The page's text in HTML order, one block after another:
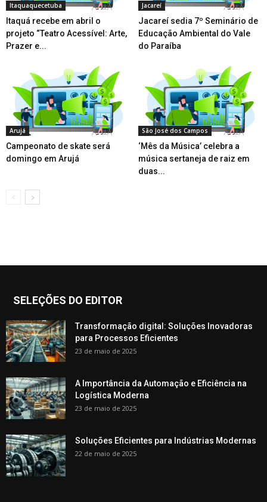
Itaquaquecetuba
Itaquá recebe em abril o
projeto “Teatro Acessível: Arte,
Prazer e...
Jacareí
Jacareí sedia 7º Seminário de
Educação Ambiental do Vale
do Paraíba
Arujá
Campeonato de skate será
domingo em Arujá
São José dos Campos
‘Mês da Música’ celebra a
música sertaneja de raiz em
duas...
SELEÇÕES DO EDITOR
Transformação digital: Soluções Inovadoras
para Processos Eficientes
23 de maio de 2025
A Importância da Automação e Eficiência na
Logística Moderna
23 de maio de 2025
Soluções Eficientes para Indústrias Modernas
22 de maio de 2025